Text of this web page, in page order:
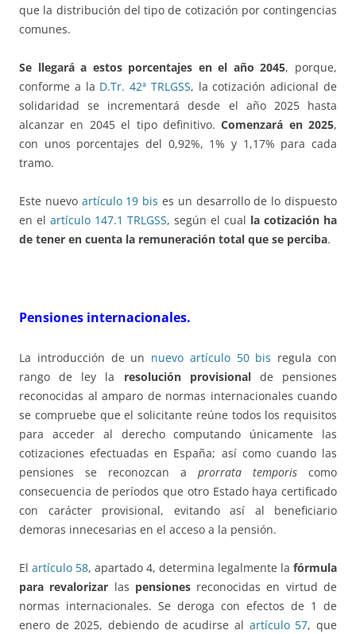
que la distribución del tipo de cotización por contingencias
comunes.
Se llegará a estos porcentajes en el año 2045, porque,
conforme a la D.Tr. 42ª TRLGSS, la cotización adicional de
solidaridad se incrementará desde el año 2025 hasta
alcanzar en 2045 el tipo definitivo.Comenzará en 2025,
con unos porcentajes del 0,92%, 1% y 1,17% para cada
tramo.
Este nuevo artículo 19 bis es un desarrollo de lo dispuesto
en el artículo 147.1 TRLGSS, según el cual la cotización ha
de tener en cuenta la remuneración total que se perciba.
Pensiones internacionales.
La introducción de un nuevo artículo 50 bis regula con
rango de ley la resolución provisionalde pensiones
reconocidas al amparo de normas internacionales cuando
se compruebe que el solicitante reúne todos los requisitos
para acceder al derecho computando únicamente las
cotizaciones efectuadas en España; así como cuando las
pensiones se reconozcan a prorrata temporis como
consecuencia de períodos que otro Estado haya certificado
con carácter provisional, evitando así al beneficiario
demoras innecesarias en el acceso a la pensión.
El artículo 58, apartado 4, determina legalmente la fórmula
para revalorizar las pensionesreconocidas en virtud de
normas internacionales. Se deroga con efectos de 1 de
enero de 2025, debiendo de acudirse al artículo 57, que